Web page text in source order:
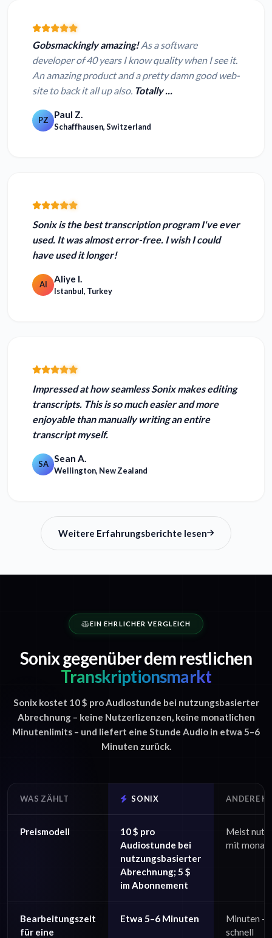
Gobsmackingly amazing!As a software
developer of 40 years I know quality when I see it.
An amazing product and a pretty damn good web-
site to back it all up also. Totally ...
PZ Paul Z.
Schaffhausen, Switzerland
Sonix is thebest transcription program I've ever
used. It was almost error-free. I wish I could
have used it longer!
AI Aliye I.
Istanbul, Turkey
Impressed at how seamless Sonix makes editing
transcripts. This isso much easier and more
enjoyablethan manually writing an entire
transcript myself.
SA Sean A.
Wellington, New Zealand
Weitere Erfahrungsberichte lesen
EIN EHRLICHER VERGLEICH
Sonix gegenüber dem restlichen
Transkriptionsmarkt
Sonix kostet 10 $ pro Audiostunde bei nutzungsbasierter
Abrechnung – keine Nutzerlizenzen, keine monatlichen
Minutenlimits – und liefert eine Stunde Audio in etwa 5–6
Minuten zurück.
WAS ZÄHLT SONIX ANDERE
Preismodell
10 $ pro
Audiostunde bei
nutzungsbasierter
Abrechnung; 5 $
im Abonnement
Meist
mit
Bearbeitungszeit
für eine
Etwa 5–6 Minuten
Minuten –
schnell